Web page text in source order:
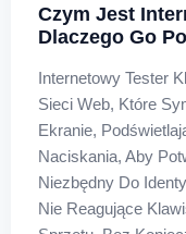
Czym Jest
Dlaczego Go
Internetowy Tester
Sieci Web, Które
Ekranie,
Naciskania, Aby
Niezbędny Do
Nie Reagujące